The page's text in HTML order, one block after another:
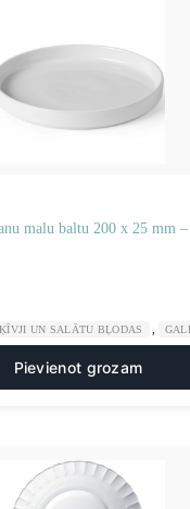
malu baltu 200 x 25 mm
UN SALĀTU BĻODAS
Pievienot grozam